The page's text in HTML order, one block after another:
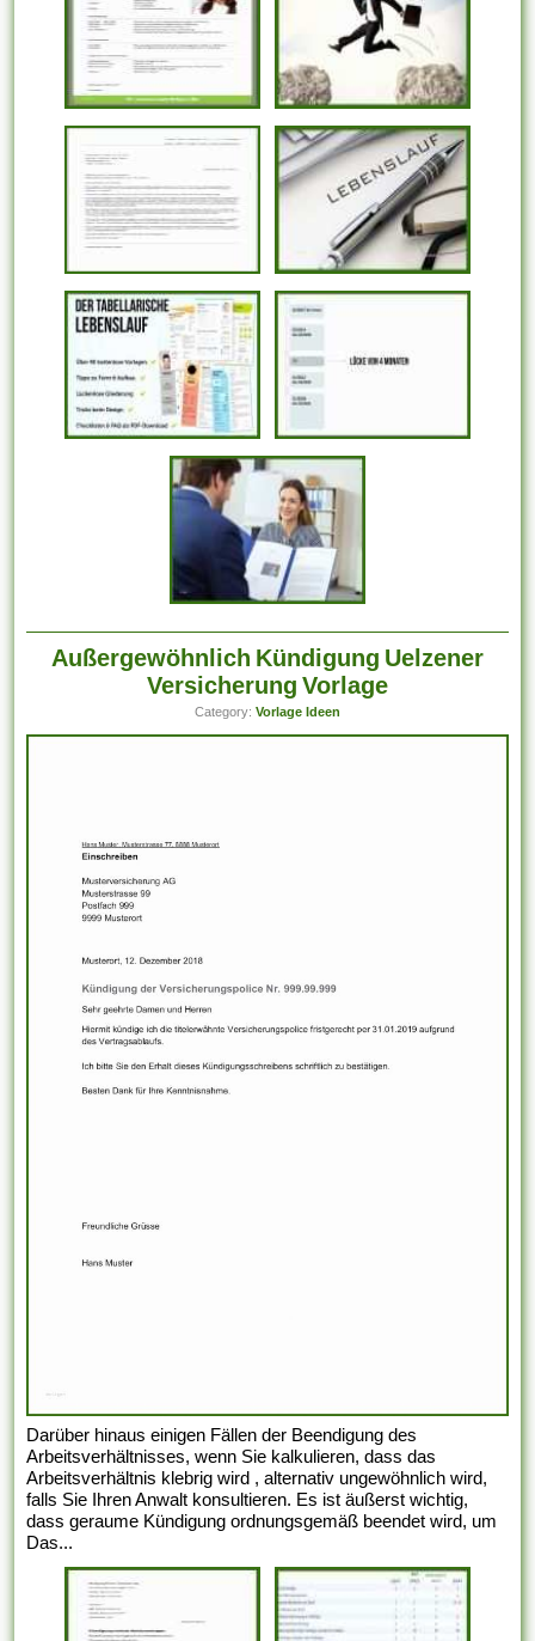
Außergewöhnlich Kündigung Uelzener
Versicherung Vorlage
Category: Vorlage Ideen
Darüber hinaus einigen Fällen der Beendigung des
Arbeitsverhältnisses, wenn Sie kalkulieren, dass das
Arbeitsverhältnis klebrig wird , alternativ ungewöhnlich wird,
falls Sie Ihren Anwalt konsultieren. Es ist äußerst wichtig,
dass geraume Kündigung ordnungsgemäß beendet wird, um
Das...